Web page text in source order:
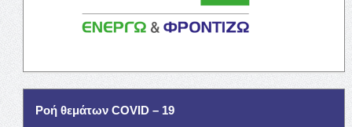
Ροή θεμάτων COVID – 19